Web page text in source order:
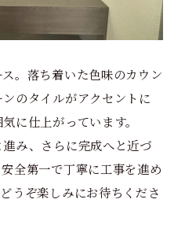
。落ち着いた色味のカウン
のタイルがアクセントに
に仕上がっています。
み、さらに完成へと近づ
全第一で丁寧に工事を進め
うぞ楽しみにお待ちくださ